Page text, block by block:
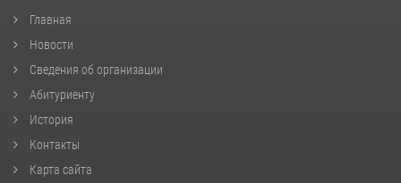
Главная
Новости
Сведения об организации
Абитуриенту
История
Контакты
Карта сайта